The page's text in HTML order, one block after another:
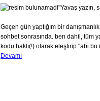
"Yavaş yazın,
Geçen gün yaptığım bir
sohbet sonrasında. ben dahil, tüm
kodu haklı(!) olarak eleştirip "abi
Devamı